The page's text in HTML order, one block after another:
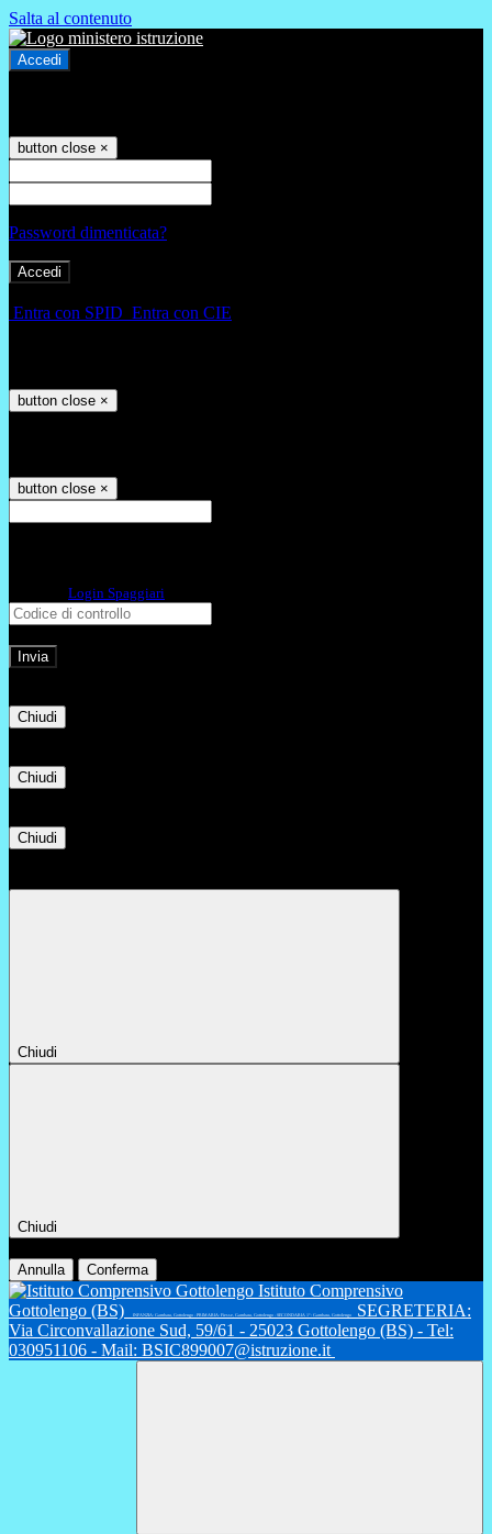
Salta al contenuto
Accedi
button close ×
Password dimenticata?
Entra con SPID Entra con CIE
button close ×
button close ×
Login Spaggiari
Chiudi
Chiudi
Chiudi
Chiudi
Chiudi
Annulla Conferma
Istituto Comprensivo
Gottolengo (BS)
INFANZIA: Gambara, Gottolengo - PRIMARIA: Fiesse, Gambara, Gottolengo - SECONDARIA 1°: Gambara, Gottolengo
SEGRETERIA:
Via Circonvallazione Sud, 59/61 - 25023 Gottolengo (BS) - Tel:
030951106 - Mail: BSIC899007@istruzione.it